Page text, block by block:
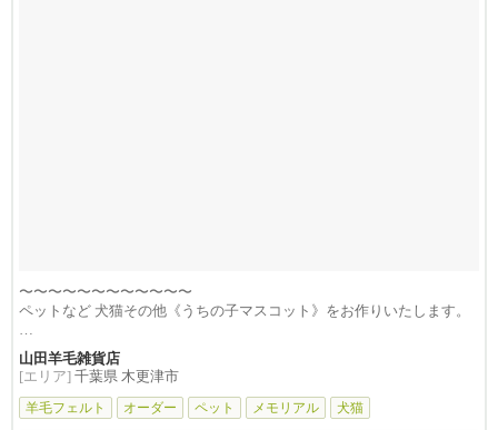
〜〜〜〜〜〜〜〜〜〜〜〜
ペットなど 犬猫その他《うちの子マスコット》をお作りいたします。
※当店の...
山田羊毛雑貨店
[エリア] 千葉県 木更津市
羊毛フェルト
オーダー ペット メモリアル 犬猫